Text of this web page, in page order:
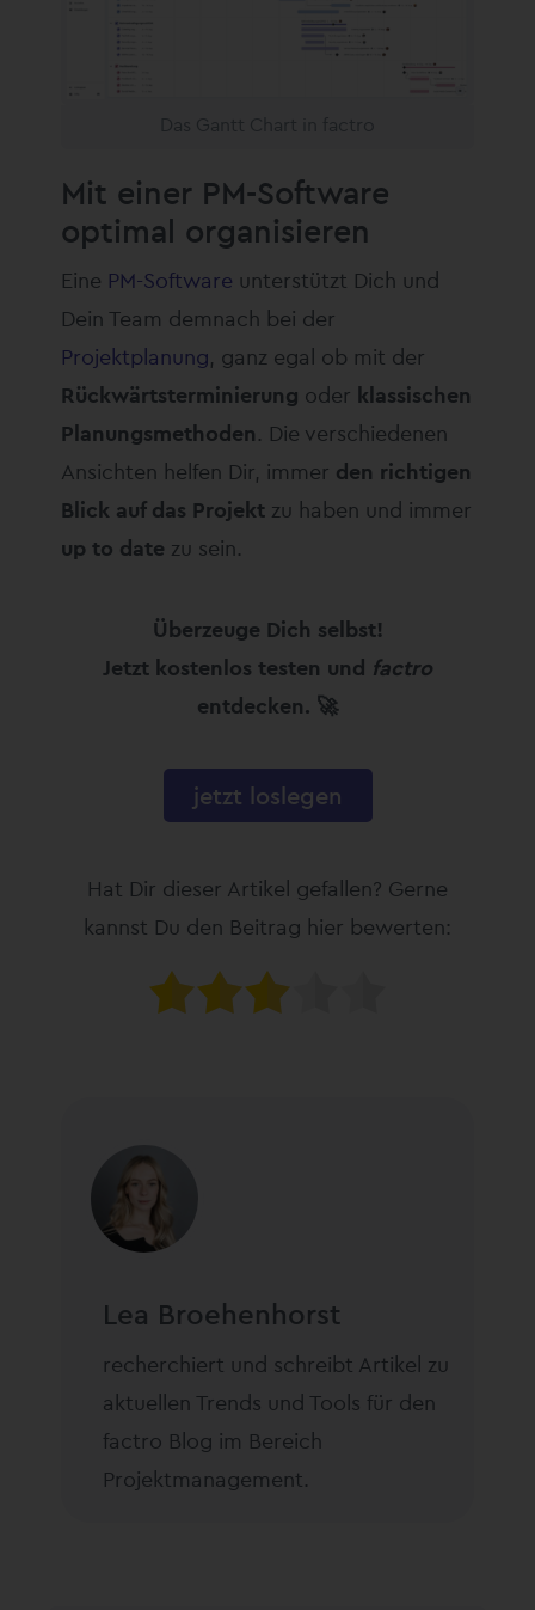
Mit einer PM-Software
optimal organisieren
Eine PM-Software unterstützt Dich und
Dein Team demnach bei der
Projektplanung, ganz egal ob mit der
Rückwärtsterminierung oder klassischen
Planungsmethoden. Die verschiedenen
Ansichten helfen Dir, immer den richtigen
Blick auf das Projekt zu haben und immer
up to date zu sein.
Überzeuge Dich selbst!
Jetzt kostenlos testen und factro
entdecken. 🚀
jetzt loslegen
Hat Dir dieser Artikel gefallen? Gerne
kannst Du den Beitrag hier bewerten:
Lea Broehenhorst
recherchiert und schreibt Artikel zu
aktuellen Trends und Tools für den
factro Blog im Bereich
Projektmanagement.